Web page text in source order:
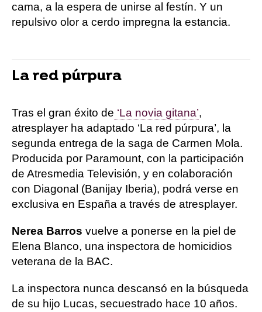
cama, a la espera de unirse al festín. Y un
repulsivo olor a cerdo impregna la estancia.
La red púrpura
Tras el gran éxito de ‘La novia gitana’,
atresplayer ha adaptado ‘La red púrpura’, la
segunda entrega de la saga de Carmen Mola.
Producida por Paramount, con la participación
de Atresmedia Televisión, y en colaboración
con Diagonal (Banijay Iberia), podrá verse en
exclusiva en España a través de atresplayer.
Nerea Barros vuelve a ponerse en la piel de
Elena Blanco, una inspectora de homicidios
veterana de la BAC.
La inspectora nunca descansó en la búsqueda
de su hijo Lucas, secuestrado hace 10 años.